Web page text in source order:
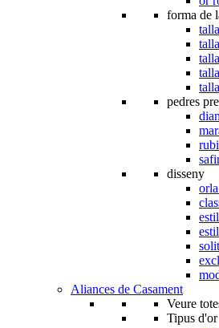
forma de
pedres
disseny
Aliances de Casament
Veure
Tipus d'or